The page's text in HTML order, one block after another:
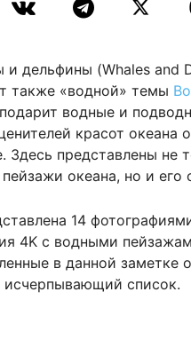
и дельфины (Whales and
также «водной» темы
подарит водные и
красот океана
Здесь представлены не
океана, но и его
14
4K с водными
в данной заметке
исчерпывающий список.